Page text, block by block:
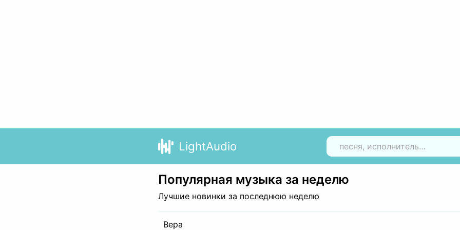
LightAudio
Популярная музыка за неделю
Лучшие новинки за последнюю неделю
Вера